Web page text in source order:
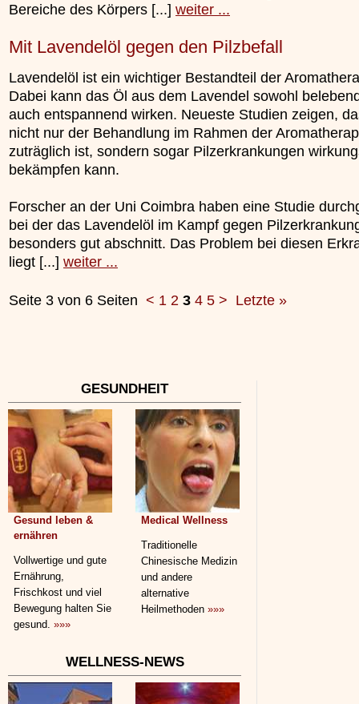
Bereiche des Körpers [...] weiter ...
Mit Lavendelöl gegen den Pilzbefall
Lavendelöl ist ein wichtiger Bestandteil der
Dabei kann das Öl aus dem Lavendel sowohl
auch entspannend wirken. Neueste Studien zeigen,
nicht nur der Behandlung im Rahmen der
zuträglich ist, sondern sogar Pilzerkrankungen
bekämpfen kann.
Forscher an der Uni Coimbra haben eine Studie
bei der das Lavendelöl im Kampf gegen
besonders gut abschnitt. Das Problem bei diesen
liegt [...] weiter ...
Seite 3 von 6 Seiten < 1 2 3 4 5 > Letzte »
GESUNDHEIT
Gesund leben &
ernähren
Vollwertige und gute
Ernährung,
Frischkost und viel
Bewegung halten Sie
gesund. »»»
Medical Wellness
Traditionelle
Chinesische Medizin
und andere
alternative
Heilmethoden »»»
WELLNESS-NEWS